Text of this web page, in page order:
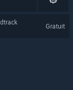
Gratuit